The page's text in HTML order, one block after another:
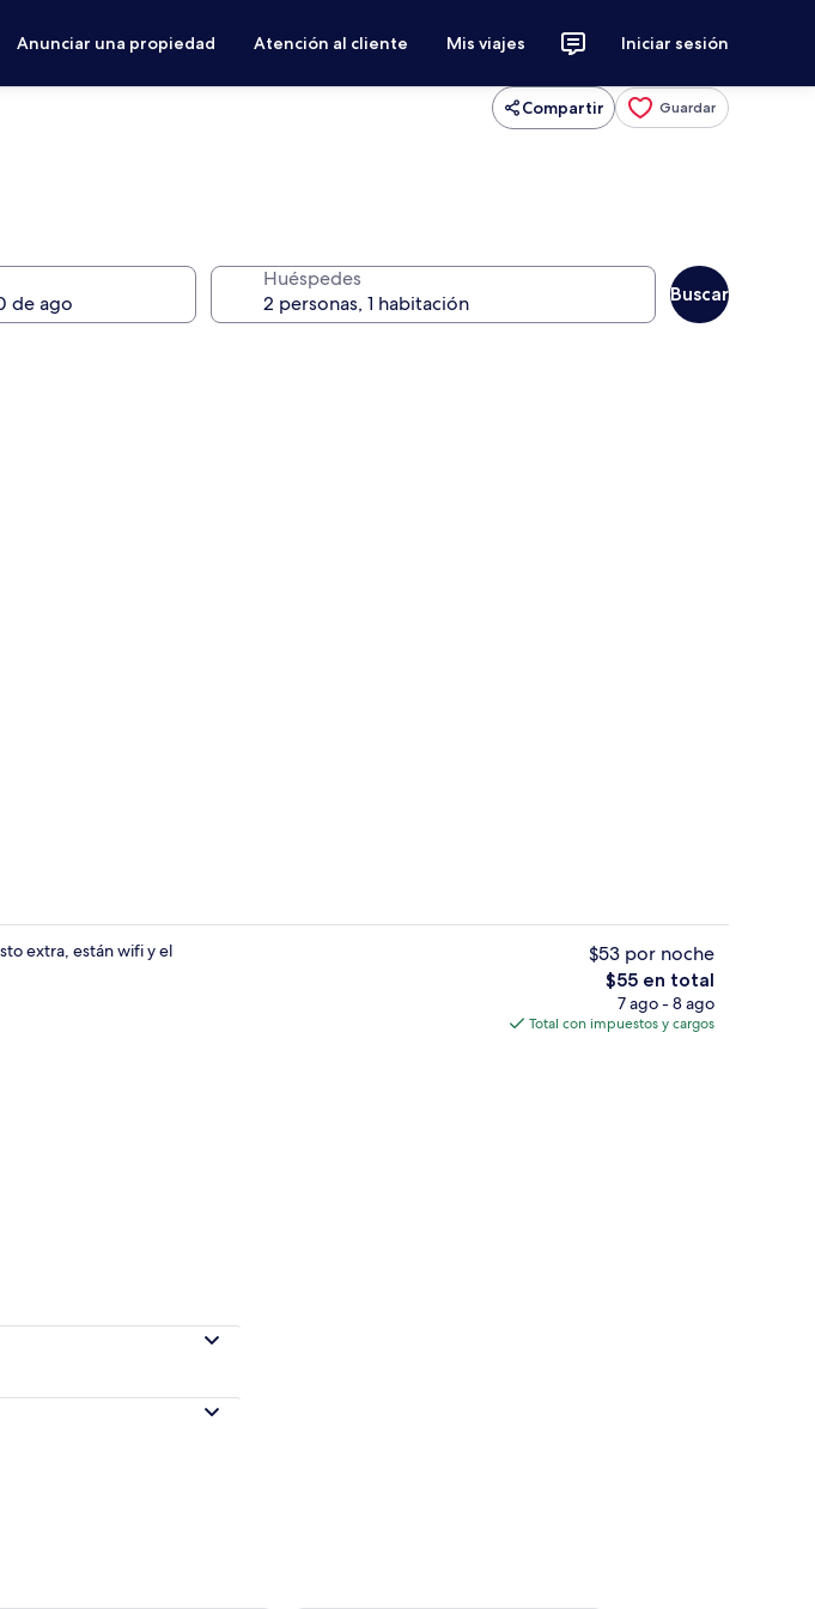
Anunciar una propiedad Atención al cliente Mis viajes Iniciar sesión
Compartir Guardar
Huéspedes
Buscar
Minibar, escritorio, cortinas blackout
extra, están wifi y el
$53 por noche
El
precio
total
$55 en total
7 ago - 8 ago
Total con impuestos y cargos